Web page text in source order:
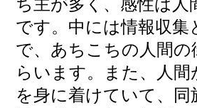
ち主が多く、感性は
です。中には情報収
で、あちこちの人間
らいます。また、人
を身に着けていて、